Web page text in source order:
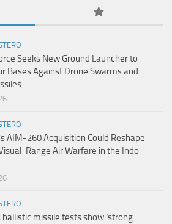
Seeks New Ground Launcher to
Bases Against Drone Swarms and
AIM-260 Acquisition Could Reshape
Range Air Warfare in the Indo-
ballistic missile tests show ‘strong